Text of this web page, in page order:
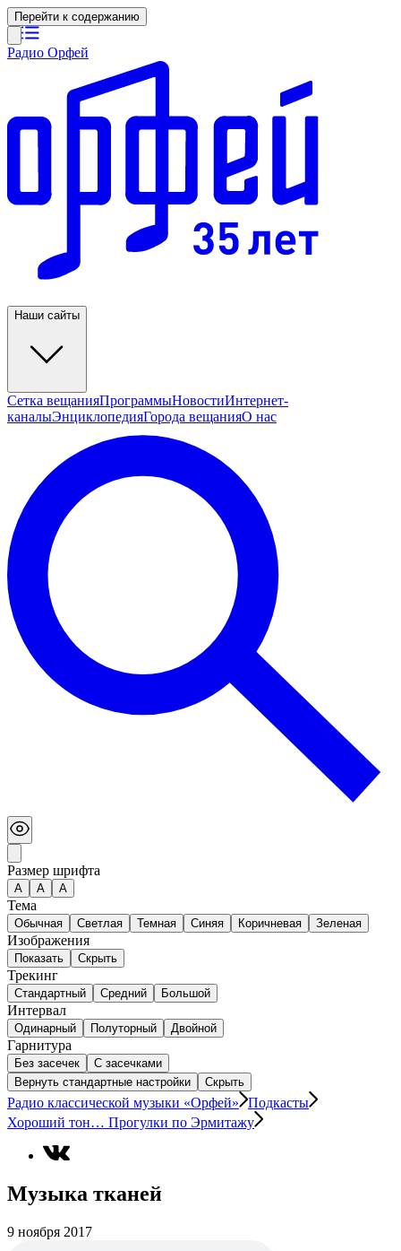
Перейти к содержанию
Радио Орфей
Наши сайты
Сетка вещанияПрограммыНовостиИнтернет-
каналыЭнциклопедияГорода вещанияО нас
Размер шрифта
А A A
Тема
Обычная Светлая Темная Синяя Коричневая Зеленая
Изображения
Показать Скрыть
Трекинг
Стандартный Средний Большой
Интервал
Одинарный Полуторный Двойной
Гарнитура
Без засечек
С засечками
Вернуть стандартные настройки
Скрыть
Радио классической музыки «Орфей»
Подкасты
Хороший тон… Прогулки по Эрмитажу
Музыка тканей
9 ноября 2017